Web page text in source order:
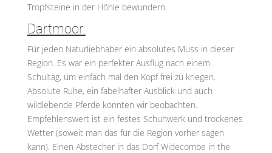
Tropfsteine in der Höhle bewundern.
Dartmoor:
Für jeden Naturliebhaber ein absolutes Muss in dieser
Region. Es war ein perfekter Ausflug nach einem
Schultag, um einfach mal den Kopf frei zu kriegen.
Absolute Ruhe, ein fabelhafter Ausblick und auch
wildlebende Pferde konnten wir beobachten.
Empfehlenswert ist ein festes Schuhwerk und trockenes
Wetter (soweit man das für die Region vorher sagen
kann). Einen Abstecher in das Dorf Widecombe in the